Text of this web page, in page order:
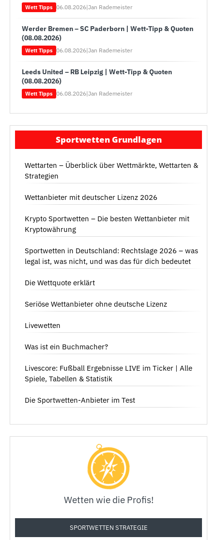
Wett Tipps 06.08.2026|Jan Rademeister
Werder Bremen – SC Paderborn | Wett-Tipp & Quoten
(08.08.2026)
Wett Tipps 06.08.2026|Jan Rademeister
Leeds United – RB Leipzig | Wett-Tipp & Quoten
(08.08.2026)
Wett Tipps 06.08.2026|Jan Rademeister
Sportwetten Grundlagen
Wettarten – Überblick über Wettmärkte, Wettarten &
Strategien
Wettanbieter mit deutscher Lizenz 2026
Krypto Sportwetten – Die besten Wettanbieter mit
Kryptowährung
Sportwetten in Deutschland: Rechtslage 2026 – was
legal ist, was nicht, und was das für dich bedeutet
Die Wettquote erklärt
Seriöse Wettanbieter ohne deutsche Lizenz
Livewetten
Was ist ein Buchmacher?
Livescore: Fußball Ergebnisse LIVE im Ticker | Alle
Spiele, Tabellen & Statistik
Die Sportwetten-Anbieter im Test
Wetten wie die Profis!
SPORTWETTEN STRATEGIE